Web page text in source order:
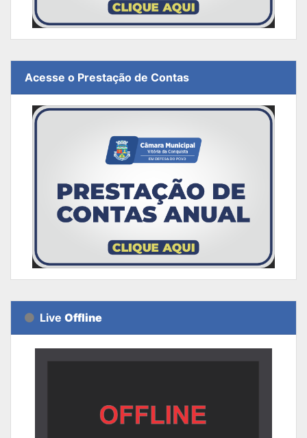
Acesse o Prestação de Contas
Live Offline